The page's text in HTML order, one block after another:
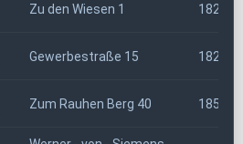
Zu den Wiesen 1 18279
Gewerbestraße 15 18299
Zum Rauhen Berg 40 18507